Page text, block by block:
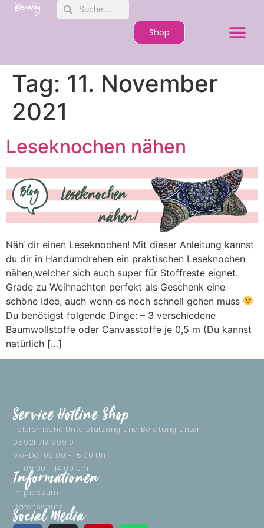
Shop
Tag: 11. November
2021
Leseknochen nähen
Näh‘ dir einen Leseknochen! Mit dieser Anleitung kannst
du dir in Handumdrehen ein praktischen Leseknochen
nähen,welcher sich auch super für Stoffreste eignet.
Grade zu Weihnachten perfekt als Geschenk eine
schöne Idee, auch wenn es noch schnell gehen muss
Du benötigst folgende Dinge: – 3 verschiedene
Baumwollstoffe oder Canvasstoffe je 0,5 m (Du kannst
natürlich […]
Service Hotline Shop
Telefonische Unterstützung und Beratung unter:
05921 713 999 0
Mo-Do: 09:00 - 15:00 Uhr
Fr: 09:00 - 14:00 Uhr
Informationen
Impressum
Datenschutz
Social Media